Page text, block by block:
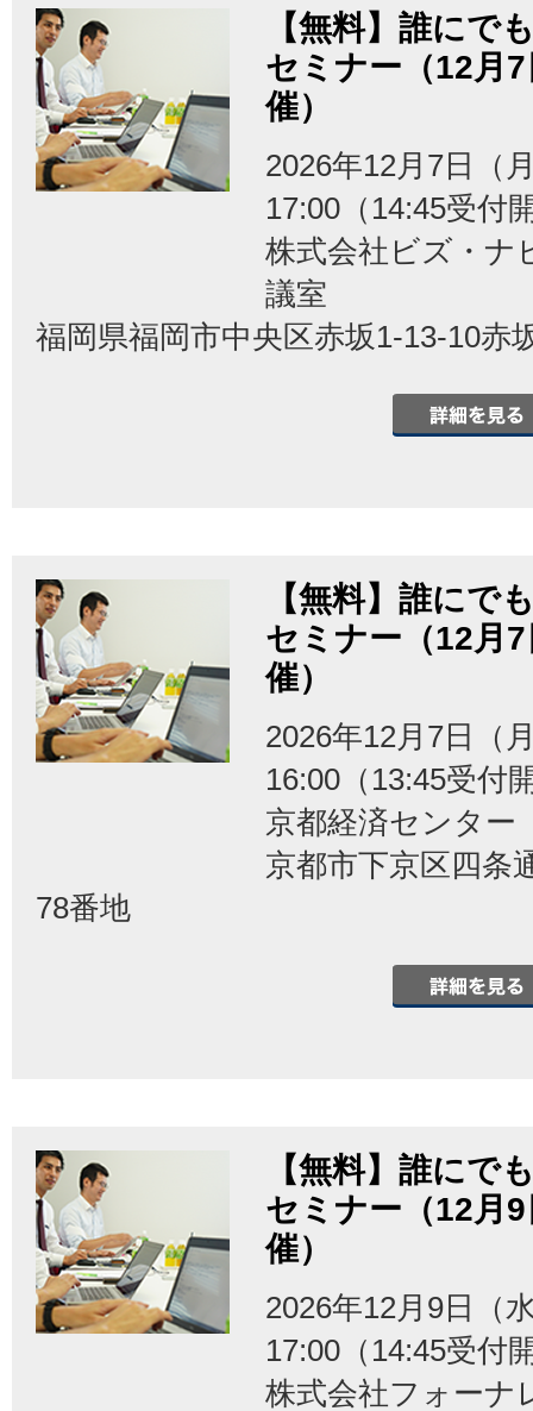
【無料】誰にで
セミナー（12月
催）
2026年12月7日（
17:00（14:45受付
株式会社ビズ・
議室
福岡県福岡市中央区赤坂1-13-10赤
【無料】誰にで
セミナー（12月
催）
2026年12月7日（
16:00（13:45受付
京都経済センタ
京都市下京区四条
78番地
【無料】誰にで
セミナー（12月
催）
2026年12月9日（
17:00（14:45受付
株式会社フォー